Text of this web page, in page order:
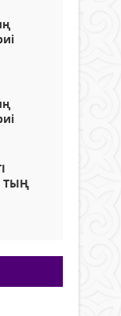
ТЫҢ